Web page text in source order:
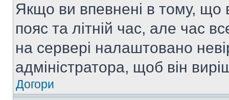
Якщо ви впевнені в тому, що
пояс та літній час, але час
на сервері налаштовано
адміністратора, щоб він
Догори